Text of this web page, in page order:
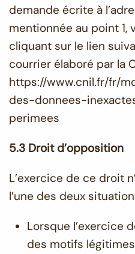
demande écrite à
mentionnée au point 1,
cliquant sur le lien
courrier élaboré par la
https://www.cnil.fr/fr/
des-donnees-
perimees
5.3 Droit d’opposition
L’exercice de ce droit
l’une des deux
Lorsque l’exercice
des motifs